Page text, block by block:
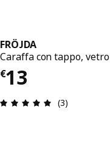
FRÖJDA
Caraffa con tappo,
€13
Prezzo € 13
(3)